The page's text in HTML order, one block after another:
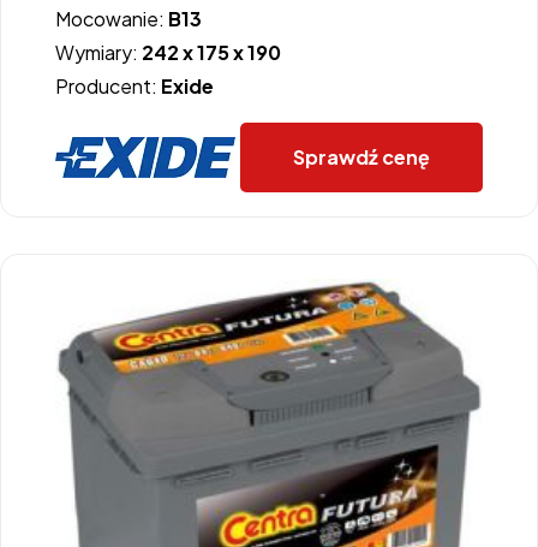
Mocowanie: B13
Wymiary: 242 x 175 x 190
Producent: Exide
Sprawdź cenę